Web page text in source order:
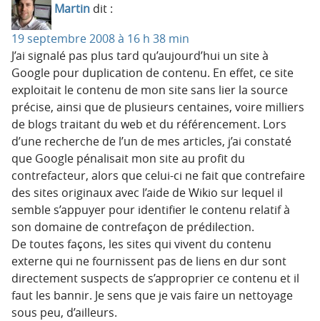
Martin dit :
19 septembre 2008 à 16 h 38 min
J’ai signalé pas plus tard qu’aujourd’hui un site à
Google pour duplication de contenu. En effet, ce site
exploitait le contenu de mon site sans lier la source
précise, ainsi que de plusieurs centaines, voire milliers
de blogs traitant du web et du référencement. Lors
d’une recherche de l’un de mes articles, j’ai constaté
que Google pénalisait mon site au profit du
contrefacteur, alors que celui-ci ne fait que contrefaire
des sites originaux avec l’aide de Wikio sur lequel il
semble s’appuyer pour identifier le contenu relatif à
son domaine de contrefaçon de prédilection.
De toutes façons, les sites qui vivent du contenu
externe qui ne fournissent pas de liens en dur sont
directement suspects de s’approprier ce contenu et il
faut les bannir. Je sens que je vais faire un nettoyage
sous peu, d’ailleurs.